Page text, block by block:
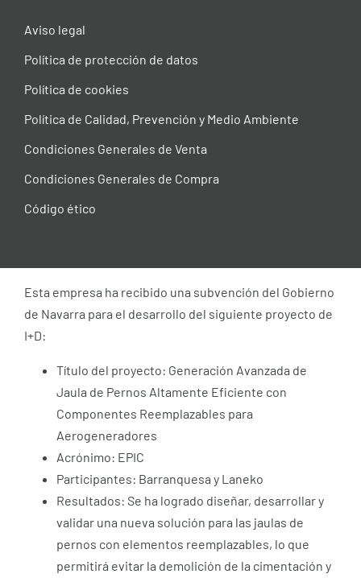
Aviso legal
Política de protección de datos
Política de cookies
Política de Calidad, Prevención y Medio Ambiente
Condiciones Generales de Venta
Condiciones Generales de Compra
Código ético
Esta empresa ha recibido una subvención del Gobierno
de Navarra para el desarrollo del siguiente proyecto de
I+D:
Título del proyecto: Generación Avanzada de
Jaula de Pernos Altamente Eficiente con
Componentes Reemplazables para
Aerogeneradores
Acrónimo: EPIC
Participantes: Barranquesa y Laneko
Resultados: Se ha logrado diseñar, desarrollar y
validar una nueva solución para las jaulas de
pernos con elementos reemplazables, lo que
permitirá evitar la demolición de la cimentación y